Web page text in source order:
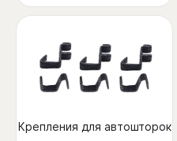
Крепления для автошторок